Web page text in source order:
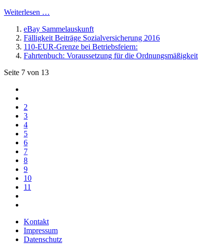
Weiterlesen …
eBay Sammelauskunft
Fälligkeit Beiträge Sozialversicherung 2016
110-EUR-Grenze bei Betriebsfeiern:
Fahrtenbuch: Voraussetzung für die Ordnungsmäßigkeit
Seite 7 von 13
2
3
4
5
6
7
8
9
10
11
Kontakt
Impressum
Datenschutz